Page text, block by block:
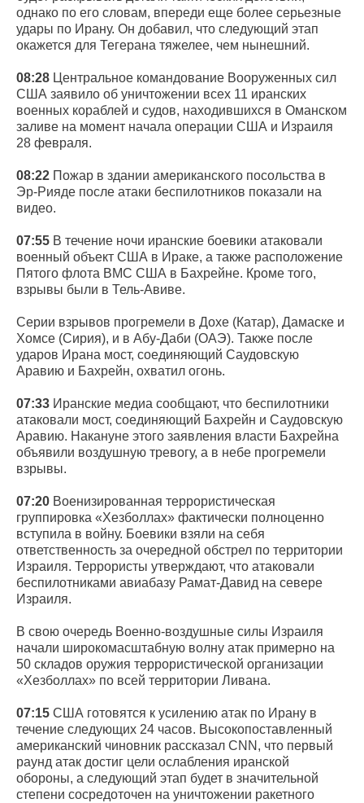
однако по его словам, впереди еще более серьезные
удары по Ирану. Он добавил, что следующий этап
окажется для Тегерана тяжелее, чем нынешний.
08:28 Центральное командование Вооруженных сил
США заявило об уничтожении всех 11 иранских
военных кораблей и судов, находившихся в Оманском
заливе на момент начала операции США и Израиля
28 февраля.
08:22 Пожар в здании американского посольства в
Эр-Рияде после атаки беспилотников показали на
видео.
07:55 В течение ночи иранские боевики атаковали
военный объект США в Ираке, а также расположение
Пятого флота ВМС США в Бахрейне. Кроме того,
взрывы были в Тель-Авиве.
Серии взрывов прогремели в Дохе (Катар), Дамаске и
Хомсе (Сирия), и в Абу-Даби (ОАЭ). Также после
ударов Ирана мост, соединяющий Саудовскую
Аравию и Бахрейн, охватил огонь.
07:33 Иранские медиа сообщают, что беспилотники
атаковали мост, соединяющий Бахрейн и Саудовскую
Аравию. Накануне этого заявления власти Бахрейна
объявили воздушную тревогу, а в небе прогремели
взрывы.
07:20 Военизированная террористическая
группировка «Хезболлах» фактически полноценно
вступила в войну. Боевики взяли на себя
ответственность за очередной обстрел по территории
Израиля. Террористы утверждают, что атаковали
беспилотниками авиабазу Рамат-Давид на севере
Израиля.
В свою очередь Военно-воздушные силы Израиля
начали широкомасштабную волну атак примерно на
50 складов оружия террористической организации
«Хезболлах» по всей территории Ливана.
07:15 США готовятся к усилению атак по Ирану в
течение следующих 24 часов. Высокопоставленный
американский чиновник рассказал CNN, что первый
раунд атак достиг цели ослабления иранской
обороны, а следующий этап будет в значительной
степени сосредоточен на уничтожении ракетного